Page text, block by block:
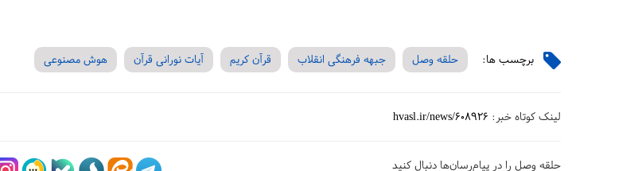
برچسب ها: حلقه وصل جبهه فرهنگی انقلاب قرآن کریم آیات نورانی قرآن هوش مصنوعی
لینک کوتاه خبر: hvasl.ir/news/608926
حلقه وصل را در پیام‌رسان‌ها دنبال کنید